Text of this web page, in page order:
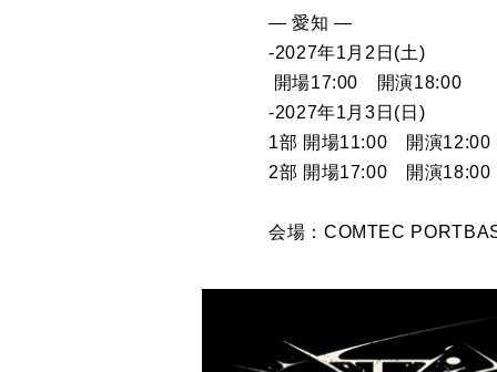
― 愛知 ―
-2027年1月2日(土)
開場17:00 開演18:00
-2027年1月3日(日)
1部 開場11:00 開演12:00
2部 開場17:00 開演18:00
会場：COMTEC